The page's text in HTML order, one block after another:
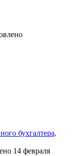
бухгалтера,
14 февраля